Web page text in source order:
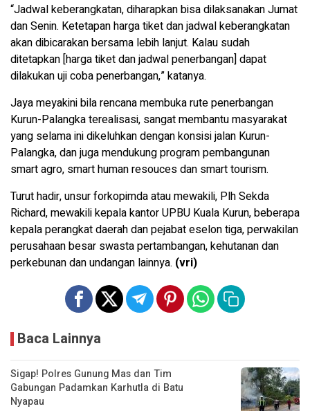
“Jadwal keberangkatan, diharapkan bisa dilaksanakan Jumat
dan Senin. Ketetapan harga tiket dan jadwal keberangkatan
akan dibicarakan bersama lebih lanjut. Kalau sudah
ditetapkan [harga tiket dan jadwal penerbangan] dapat
dilakukan uji coba penerbangan,” katanya.
Jaya meyakini bila rencana membuka rute penerbangan
Kurun-Palangka terealisasi, sangat membantu masyarakat
yang selama ini dikeluhkan dengan konsisi jalan Kurun-
Palangka, dan juga mendukung program pembangunan
smart agro, smart human resouces dan smart tourism.
Turut hadir, unsur forkopimda atau mewakili, Plh Sekda
Richard, mewakili kepala kantor UPBU Kuala Kurun, beberapa
kepala perangkat daerah dan pejabat eselon tiga, perwakilan
perusahaan besar swasta pertambangan, kehutanan dan
perkebunan dan undangan lainnya. (vri)
Baca Lainnya
Sigap! Polres Gunung Mas dan Tim
Gabungan Padamkan Karhutla di Batu
Nyapau